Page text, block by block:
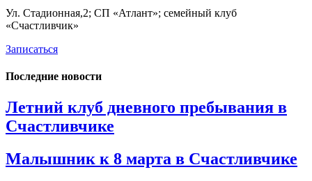
Ул. Стадионная,2; СП «Атлант»; семейный клуб
«Счастливчик»
Записаться
Последние новости
Летний клуб дневного пребывания в
Счастливчике
Малышник к 8 марта в Счастливчике